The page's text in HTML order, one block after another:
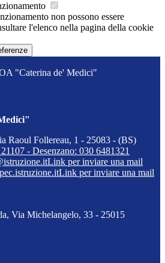
non possono essere
l'elenco nella pagina della cookie
"Caterina de' Medici"
Raoul Follereau, 1 - 25083 - (BS)
- Desenzano: 030 6481321
Link per inviare una mail
Link per inviare una mail
Via Michelangelo, 33 - 25015